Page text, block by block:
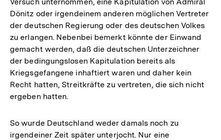
Dönitz oder irgendeinem anderen möglichen Vertreter
der deutschen Regierung oder des deutschen Volkes
zu erlangen. Nebenbei bemerkt könnte der Einwand
gemacht werden, daß die deutschen Unterzeichner
der bedingungslosen Kapitulation bereits als
Kriegsgefangene inhaftiert waren und daher kein
Recht hatten, Streitkräfte zu vertreten, die sich nicht
ergeben hatten.
So wurde Deutschland weder damals noch zu
irgendeiner Zeit später unterjocht. Nur eine